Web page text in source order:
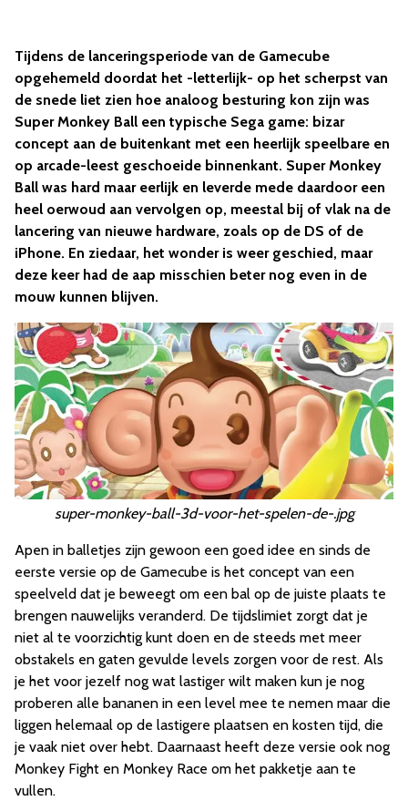
Tijdens de lanceringsperiode van de Gamecube
opgehemeld doordat het -letterlijk- op het scherpst van
de snede liet zien hoe analoog besturing kon zijn was
Super Monkey Ball een typische Sega game: bizar
concept aan de buitenkant met een heerlijk speelbare en
op arcade-leest geschoeide binnenkant. Super Monkey
Ball was hard maar eerlijk en leverde mede daardoor een
heel oerwoud aan vervolgen op, meestal bij of vlak na de
lancering van nieuwe hardware, zoals op de DS of de
iPhone. En ziedaar, het wonder is weer geschied, maar
deze keer had de aap misschien beter nog even in de
mouw kunnen blijven.
super-monkey-ball-3d-voor-het-spelen-de-.jpg
Apen in balletjes zijn gewoon een goed idee en sinds de
eerste versie op de Gamecube is het concept van een
speelveld dat je beweegt om een bal op de juiste plaats te
brengen nauwelijks veranderd. De tijdslimiet zorgt dat je
niet al te voorzichtig kunt doen en de steeds met meer
obstakels en gaten gevulde levels zorgen voor de rest. Als
je het voor jezelf nog wat lastiger wilt maken kun je nog
proberen alle bananen in een level mee te nemen maar die
liggen helemaal op de lastigere plaatsen en kosten tijd, die
je vaak niet over hebt. Daarnaast heeft deze versie ook nog
Monkey Fight en Monkey Race om het pakketje aan te
vullen.